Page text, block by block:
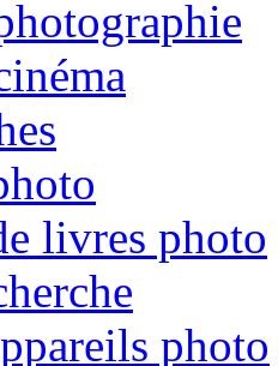
livres photo
photo